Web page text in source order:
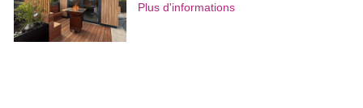
Plus d'informations